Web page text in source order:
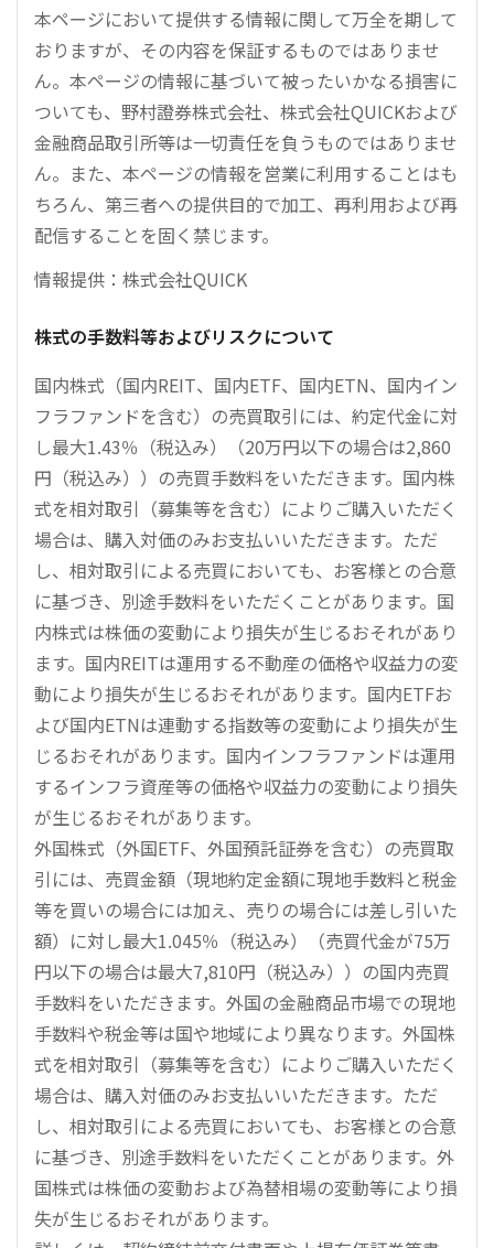
本ページにおいて提供する情報に関して万全を期して
おりますが、その内容を保証するものではありませ
ん。本ページの情報に基づいて被ったいかなる損害に
ついても、野村證券株式会社、株式会社QUICKおよび
金融商品取引所等は一切責任を負うものではありませ
ん。また、本ページの情報を営業に利用することはも
ちろん、第三者への提供目的で加工、再利用および再
配信することを固く禁じます。
情報提供：株式会社QUICK
株式の手数料等およびリスクについて
国内株式（国内REIT、国内ETF、国内ETN、国内イン
フラファンドを含む）の売買取引には、約定代金に対
し最大1.43％（税込み）（20万円以下の場合は2,860
円（税込み））の売買手数料をいただきます。国内株
式を相対取引（募集等を含む）によりご購入いただく
場合は、購入対価のみお支払いいただきます。ただ
し、相対取引による売買においても、お客様との合意
に基づき、別途手数料をいただくことがあります。国
内株式は株価の変動により損失が生じるおそれがあり
ます。国内REITは運用する不動産の価格や収益力の変
動により損失が生じるおそれがあります。国内ETFお
よび国内ETNは連動する指数等の変動により損失が生
じるおそれがあります。国内インフラファンドは運用
するインフラ資産等の価格や収益力の変動により損失
が生じるおそれがあります。
外国株式（外国ETF、外国預託証券を含む）の売買取
引には、売買金額（現地約定金額に現地手数料と税金
等を買いの場合には加え、売りの場合には差し引いた
額）に対し最大1.045％（税込み）（売買代金が75万
円以下の場合は最大7,810円（税込み））の国内売買
手数料をいただきます。外国の金融商品市場での現地
手数料や税金等は国や地域により異なります。外国株
式を相対取引（募集等を含む）によりご購入いただく
場合は、購入対価のみお支払いいただきます。ただ
し、相対取引による売買においても、お客様との合意
に基づき、別途手数料をいただくことがあります。外
国株式は株価の変動および為替相場の変動等により損
失が生じるおそれがあります。